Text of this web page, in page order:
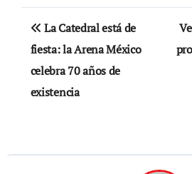
Navegación
de
entradas
La Catedral está de
fiesta: la Arena México
celebra 70 años de
existencia